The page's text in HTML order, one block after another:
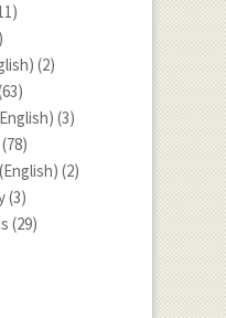
(2)
(3)
(78)
(2)
(3)
(29)